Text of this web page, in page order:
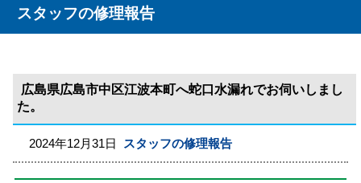
スタッフの修理報告
広島県広島市中区江波本町へ蛇口水漏れでお伺いしまし
た。
2024年12月31日 スタッフの修理報告